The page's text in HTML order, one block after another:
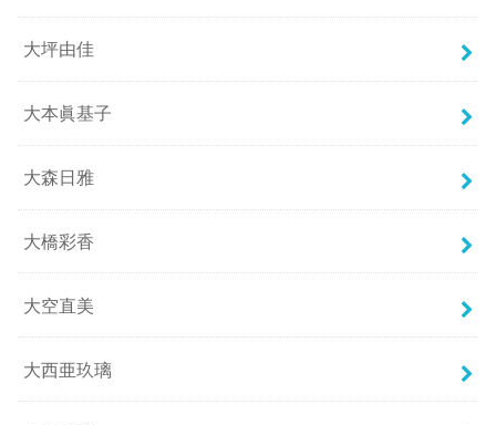
大坪由佳
大本眞基子
大森日雅
大橋彩香
大空直美
大西亜玖璃